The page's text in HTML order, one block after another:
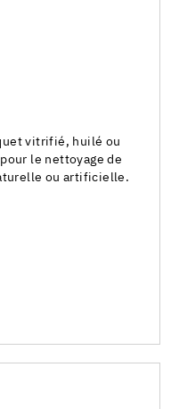
vitrifié, huilé ou
le nettoyage de
ou artificielle.